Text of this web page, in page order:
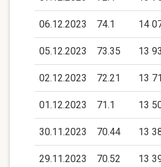
06.12.2023 74.1 14
05.12.2023 73.35 13
02.12.2023 72.21 13
01.12.2023 71.1 13
30.11.2023 70.44 13
29.11.2023 70.52 13